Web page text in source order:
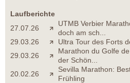
Laufberichte
27.07.26
UTMB Verbier
doch am sch...
29.03.26
Ultra Tour des Forts
29.03.26
Marathon du Golfe
der Schön...
20.02.26
Sevilla Marathon:
Frühling